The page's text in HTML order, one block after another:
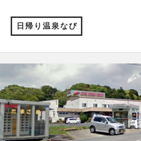
日帰り温泉なび